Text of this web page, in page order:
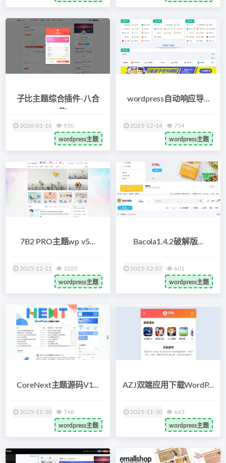
子比主题综合插件-八合
2026-01-16 950
wordpress主题
wordpress自动响应导...
2025-12-14 754
wordpress主题
7B2 PRO主题wp v5...
2025-12-11 1035
wordpress主题
Bacola1.4.2破解版...
2025-12-07 601
wordpress主题
CoreNext主题源码V1...
2025-11-30 748
wordpress主题
AZJ双端应用下载WordP...
2025-11-30 663
wordpress主题